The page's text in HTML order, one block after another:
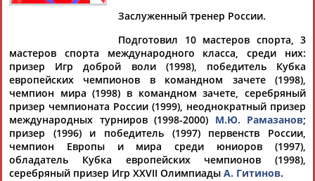
АБАРЕНОВ
Тамилла
АБАСОВА
Рамазан
АБАЧАРАЕВ
Ростом
АБАШИДЗЕ
Флюра
АББАТЕ-
БУЛАТОВА
Татьяна
АББЯСОВА
Акжана
АБДИКАРИМОВА
Артур
АБДРАХМАНОВ
Заслуженный тренер России.
Подготовил 10 мастеров спорта, 3
мастеров спорта международного класса, среди них:
призер Игр доброй воли (1998), победитель Кубка
европейских чемпионов в командном зачете (1998),
чемпион мира (1998) в командном зачете, серебряный
призер чемпионата России (1999), неоднократный призер
международных турниров (1998-2000) М.Ю. Рамазанов;
призер (1996) и победитель (1997) первенств России,
чемпион Европы и мира среди юниоров (1997),
обладатель Кубка европейских чемпионов (1998),
серебряный призер Игр XXVII Олимпиады А. Гитинов.